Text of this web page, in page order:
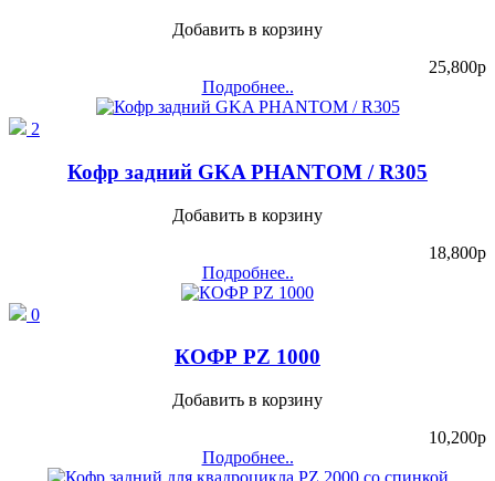
Добавить в корзину
25,800p
Подробнее..
2
Кофр задний GKA PHANTOM / R305
Добавить в корзину
18,800p
Подробнее..
0
КОФР PZ 1000
Добавить в корзину
10,200p
Подробнее..